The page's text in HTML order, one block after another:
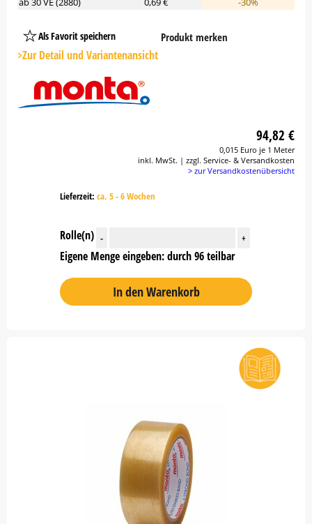
Als Favorit speichern
Platzhalter
Button
Produkt merken
>Zur Detail und Variantenansicht
94,82 €
0,015 Euro je 1 Meter
inkl. MwSt. | zzgl. Service- & Versandkosten
> zur Versandkostenübersicht
Lieferzeit: ca. 5 - 6 Wochen
Rolle(n) - +
Eigene Menge eingeben: durch 96 teilbar
In den Warenkorb